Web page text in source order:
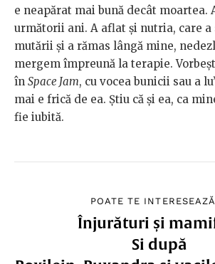
e neapărat mai bună decât moartea.
următorii ani. A aflat și nutria, care
mutării și a rămas lângă mine,
mergem împreună la terapie.
în Space Jam, cu vocea bunicii sau a
mai e frică de ea. Știu că și ea, ca
fie iubită.
POATE TE
Înjurături și
Si după